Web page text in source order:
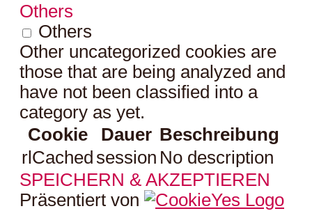
Others
Others
Other uncategorized cookies are
those that are being analyzed and
have not been classified into a
category as yet.
Cookie
Dauer Beschreibung
rlCached session No description
SPEICHERN & AKZEPTIEREN
Präsentiert von